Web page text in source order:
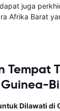
juga
Afrika Barat
Tempat
Dilawati di